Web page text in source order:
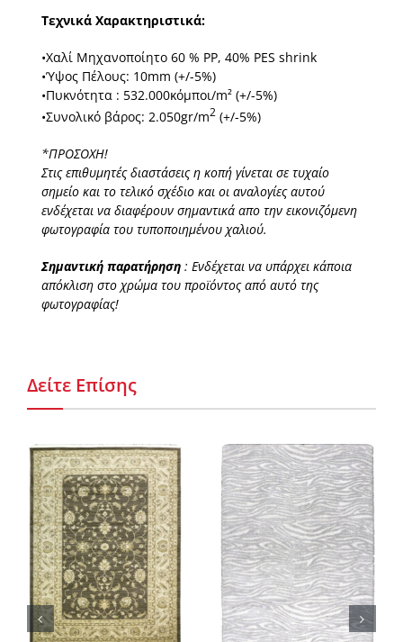
Τεχνικά Χαρακτηριστικά:
•Χαλί Μηχανοποίητο 60 % PP, 40% PES shrink
•Ύψος Πέλους: 10mm (+/-5%)
•Πυκνότητα : 532.000κόµποι/m² (+/-5%)
•Συνολικό βάρος: 2.050gr/m2(+/-5%)
*ΠΡΟΣΟΧΗ!
Στις επιθυµητές διαστάσεις η κοπή γίνεται σε τυχαίο
σηµείο και το τελικό σχέδιο και οι αναλογίες αυτού
ενδέχεται να διαφέρουν σηµαντικά απο την εικονιζόµενη
φωτογραφία του τυποποιηµένου χαλιού.
Σημαντική παρατήρηση: Ενδέχεται να υπάρχει κάποια
απόκλιση στο χρώμα του προϊόντος από αυτό της
φωτογραφίας!
Δείτε Επίσης